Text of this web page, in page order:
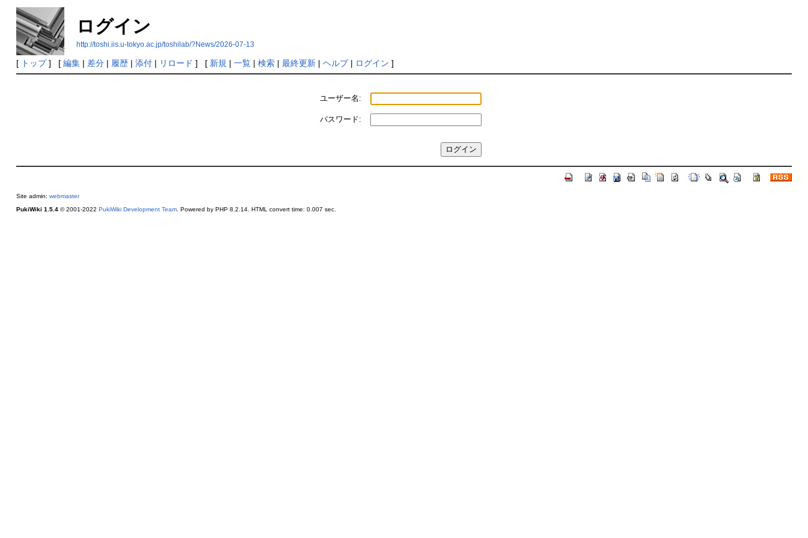
ログイン
http://toshi.iis.u-tokyo.ac.jp/toshilab/?News/2026-07-13
[ トップ] [ 編集| 差分| 履歴| 添付| リロード ] [ 新規 | 一覧| 検索| 最終更新| ヘルプ| ログイン ]
ユーザー名:
パスワード:
Site admin: webmaster
PukiWiki 1.5.4© 2001-2022 PukiWiki Development Team. Powered by PHP 8.2.14. HTML convert time: 0.007 sec.